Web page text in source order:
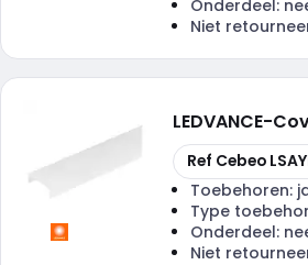
Onderdeel:
Niet
LEDVANCE-
Kopiëren
Ref Cebeo
Toebehoren:
Type
Onderdeel:
Niet